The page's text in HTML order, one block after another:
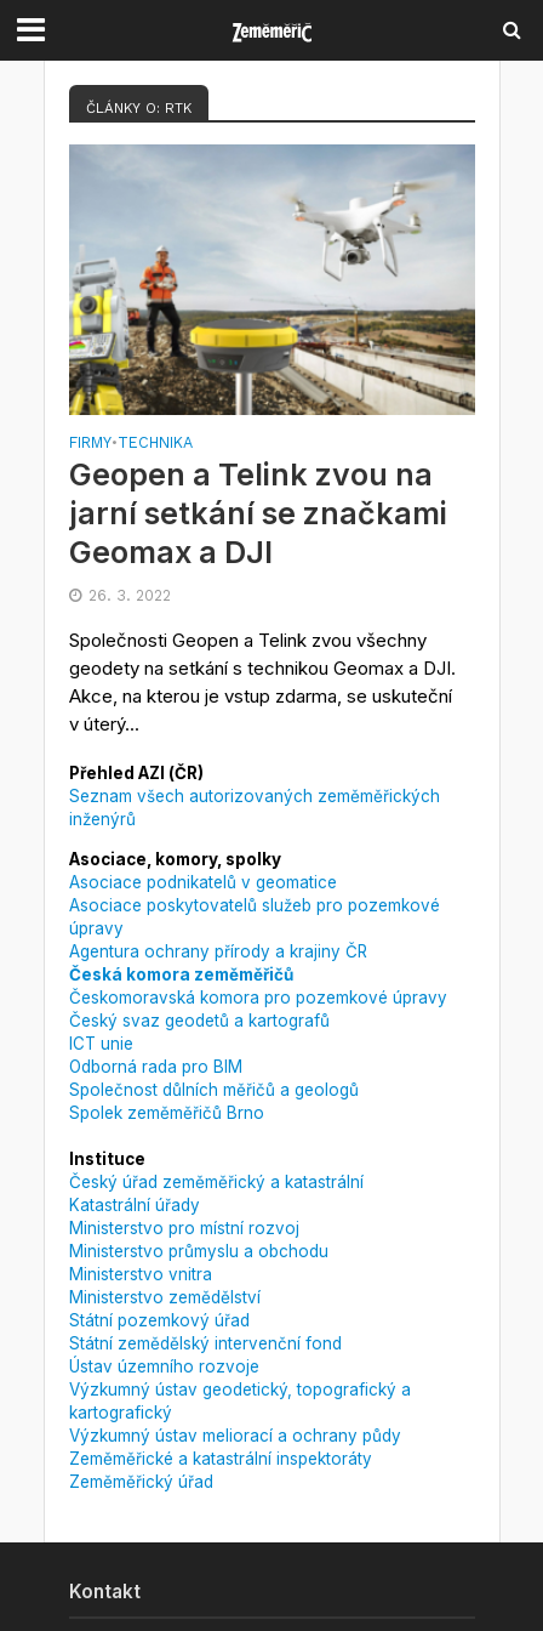
ČLÁNKY O: RTK
FIRMY•TECHNIKA
Geopen a Telink zvou na
jarní setkání se značkami
Geomax a DJI
26. 3. 2022
Společnosti Geopen a Telink zvou všechny
geodety na setkání s technikou Geomax a DJI.
Akce, na kterou je vstup zdarma, se uskuteční
v úterý...
Přehled AZI (ČR)
Seznam všech autorizovaných zeměměřických
inženýrů
Asociace, komory, spolky
Asociace podnikatelů v geomatice
Asociace poskytovatelů služeb pro pozemkové
úpravy
Agentura ochrany přírody a krajiny ČR
Česká komora zeměměřičů
Českomoravská komora pro pozemkové úpravy
Český svaz geodetů a kartografů
ICT unie
Odborná rada pro BIM
Společnost důlních měřičů a geologů
Spolek zeměměřičů Brno
Instituce
Český úřad zeměměřický a katastrální
Katastrální úřady
Ministerstvo pro místní rozvoj
Ministerstvo průmyslu a obchodu
Ministerstvo vnitra
Ministerstvo zemědělství
Státní pozemkový úřad
Státní zemědělský intervenční fond
Ústav územního rozvoje
Výzkumný ústav geodetický, topografický a
kartografický
Výzkumný ústav meliorací a ochrany půdy
Zeměměřické a katastrální inspektoráty
Zeměměřický úřad
Kontakt